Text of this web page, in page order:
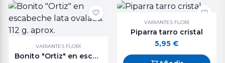
VARIANTES FLORI
Bonito "Ortiz" en escabeche lata ovalada. 112 g. aprox.
VARIANTES FLORI
Piparra tarro cristal
5,95 €